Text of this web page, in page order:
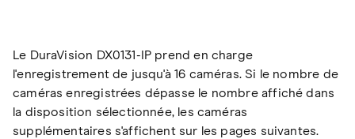
Le DuraVision DX0131-IP prend en charge
l'enregistrement de jusqu'à 16 caméras. Si le nombre de
caméras enregistrées dépasse le nombre affiché dans
la disposition sélectionnée, les caméras
supplémentaires s'affichent sur les pages suivantes.